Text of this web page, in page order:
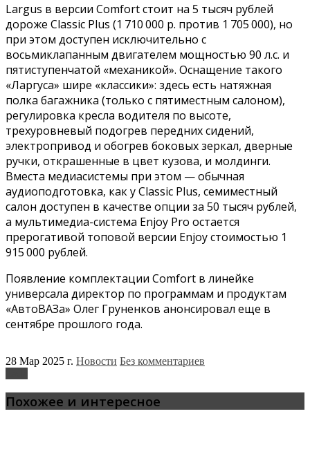
Largus в версии Comfort стоит на 5 тысяч рублей
дороже Classic Plus (1 710 000 р. против 1 705 000), но
при этом доступен исключительно с
восьмиклапанным двигателем мощностью 90 л.с. и
пятиступенчатой «механикой». Оснащение такого
«Ларгуса» шире «классики»: здесь есть натяжная
полка багажника (только с пятиместным салоном),
регулировка кресла водителя по высоте,
трехуровневый подогрев передних сидений,
электропривод и обогрев боковых зеркал, дверные
ручки, открашенные в цвет кузова, и молдинги.
Вместа медиасистемы при этом — обычная
аудиоподготовка, как у Classic Plus, семиместный
салон доступен в качестве опции за 50 тысяч рублей,
а мультимедиа-система Enjoy Pro остается
прерогативой топовой версии Enjoy стоимостью 1
915 000 рублей.
Появление комплектации Comfort в линейке
универсала директор по программам и продуктам
«АвтоВАЗа» Олег Груненков анонсировал еще в
сентябре прошлого года.
28 Мар 2025 г. Новости Без комментариев
Похожее и интересное